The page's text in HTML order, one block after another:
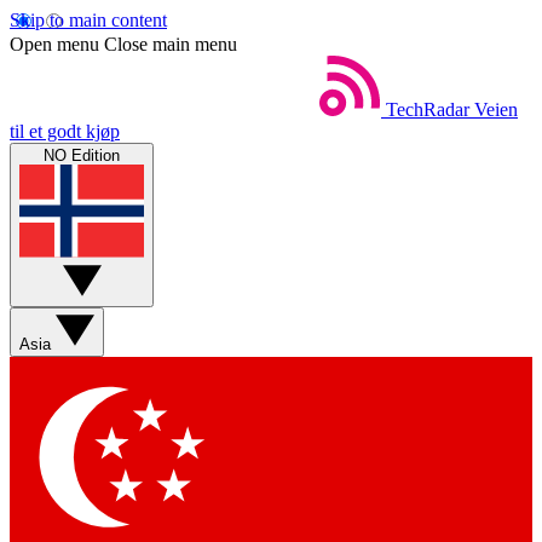
Skip to main content
Open menu Close main menu
TechRadar Veien
til et godt kjøp
NO Edition
Asia